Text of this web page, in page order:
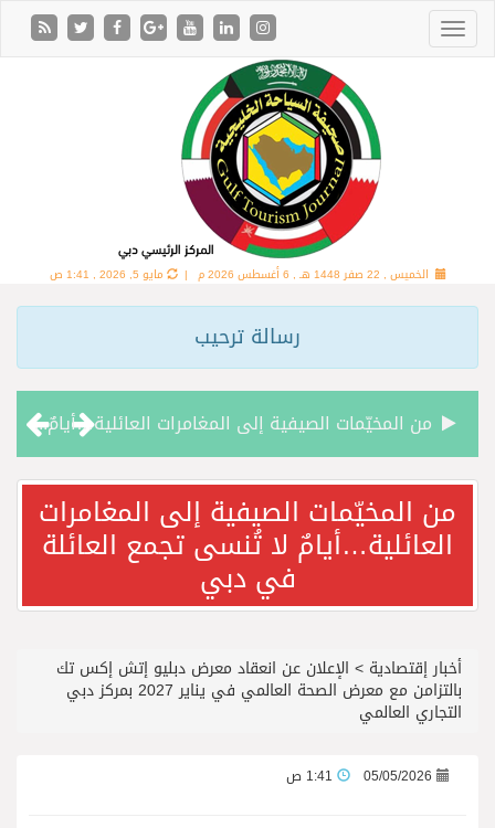
الخميس , 22 صفر 1448 هـ , 6 أغسطس 2026 م | مايو 5, 2026 , 1:41 ص
رسالة ترحيب
من المخيّمات الصيفية إلى المغامرات العائلية…أيامٌ لا تُنسى تجمع العائلة في دبي
الشعراء يلهبون الحماس بالبدع والرد.. في مهرجان الاطاولة
الباحة مدينة سياحية جبلية تجمع بين الطبيعة الخلابة والتراث الثقافي
فريق جازو للسباقات يحرز المراكز الثلاثة الأولى في النسخة 75 من رالي فنلندا
من المخيّمات الصيفية إلى المغامرات
العائلية…أيامٌ لا تُنسى تجمع العائلة
في دبي
أخبار إقتصادية > الإعلان عن انعقاد معرض دبليو إتش إكس تك
بالتزامن مع معرض الصحة العالمي في يناير 2027 بمركز دبي
التجاري العالمي
05/05/2026